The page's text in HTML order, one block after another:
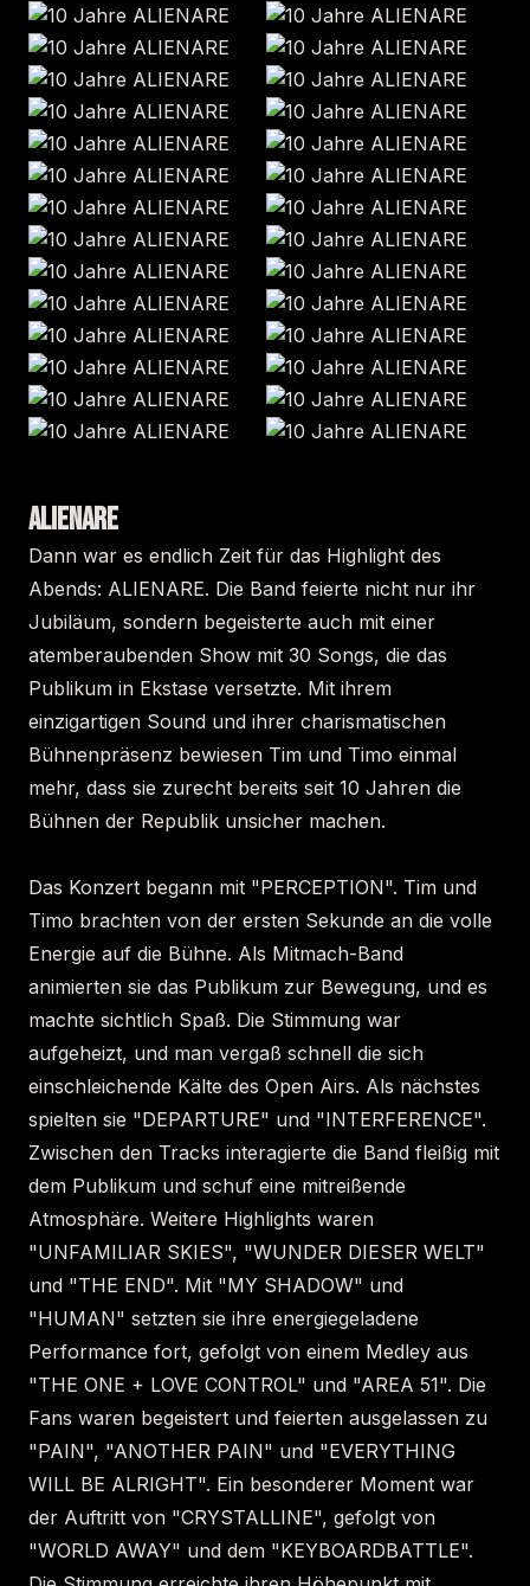
ALIENARE
Dann war es endlich Zeit für das Highlight des
Abends: ALIENARE. Die Band feierte nicht nur ihr
Jubiläum, sondern begeisterte auch mit einer
atemberaubenden Show mit 30 Songs, die das
Publikum in Ekstase versetzte. Mit ihrem
einzigartigen Sound und ihrer charismatischen
Bühnenpräsenz bewiesen Tim und Timo einmal
mehr, dass sie zurecht bereits seit 10 Jahren die
Bühnen der Republik unsicher machen.
Das Konzert begann mit "PERCEPTION". Tim und
Timo brachten von der ersten Sekunde an die volle
Energie auf die Bühne. Als Mitmach-Band
animierten sie das Publikum zur Bewegung, und es
machte sichtlich Spaß. Die Stimmung war
aufgeheizt, und man vergaß schnell die sich
einschleichende Kälte des Open Airs. Als nächstes
spielten sie "DEPARTURE" und "INTERFERENCE".
Zwischen den Tracks interagierte die Band fleißig mit
dem Publikum und schuf eine mitreißende
Atmosphäre. Weitere Highlights waren
"UNFAMILIAR SKIES", "WUNDER DIESER WELT"
und "THE END". Mit "MY SHADOW" und
"HUMAN" setzten sie ihre energiegeladene
Performance fort, gefolgt von einem Medley aus
"THE ONE + LOVE CONTROL" und "AREA 51". Die
Fans waren begeistert und feierten ausgelassen zu
"PAIN", "ANOTHER PAIN" und "EVERYTHING
WILL BE ALRIGHT". Ein besonderer Moment war
der Auftritt von "CRYSTALLINE", gefolgt von
"WORLD AWAY" und dem "KEYBOARDBATTLE".